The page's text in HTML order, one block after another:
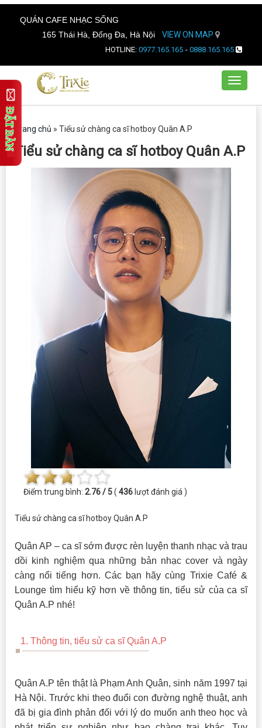
QUÁN CAFE NHẠC SỐNG
165 Thái Hà, Đống Đa, Hà Nội
VIEW ON MAP
HOTLINE: 0977.165.165 - 0888.165.165
Toggle
Trang chủ » Tiểu sử chàng ca sĩ hotboy Quân A.P
Tiểu sử chàng ca sĩ hotboy Quân A.P
Điểm trung bình: 2.76 / 5( 436 lượt đánh giá )
Tiểu sử chàng ca sĩ hotboy Quân A.P
Quân AP – ca sĩ sớm được rèn luyện thanh nhạc và trau
dồi kinh nghiệm qua những bản nhạc cover và ngày
càng nổi tiếng hơn. Các bạn hãy cùng Trixie Café &
Lounge tìm hiểu kỹ hơn về thông tin, tiểu sử của ca sĩ
Quân A.P nhé!
1. Thông tin, tiểu sử ca sĩ Quân A.P
Quân A.P tên thật là Phạm Anh Quân, sinh năm 1997 tại
Hà Nội. Trước khi theo đuổi con đường nghệ thuật, anh
đã bị gia đình phản đối với lý do muốn anh theo học và